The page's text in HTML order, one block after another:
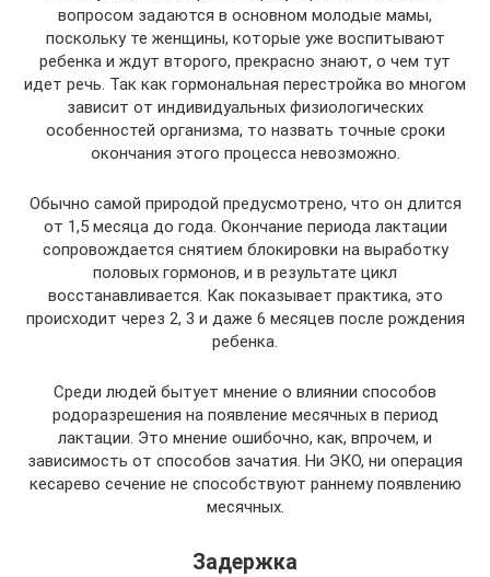
вопросом задаются в основном молодые мамы,
поскольку те женщины, которые уже воспитывают
ребенка и ждут второго, прекрасно знают, о чем тут
идет речь. Так как гормональная перестройка во многом
зависит от индивидуальных физиологических
особенностей организма, то назвать точные сроки
окончания этого процесса невозможно.
Обычно самой природой предусмотрено, что он длится
от 1,5 месяца до года. Окончание периода лактации
сопровождается снятием блокировки на выработку
половых гормонов, и в результате цикл
восстанавливается. Как показывает практика, это
происходит через 2, 3 и даже 6 месяцев после рождения
ребенка.
Среди людей бытует мнение о влиянии способов
родоразрешения на появление месячных в период
лактации. Это мнение ошибочно, как, впрочем, и
зависимость от способов зачатия. Ни ЭКО, ни операция
кесарево сечение не способствуют раннему появлению
месячных.
Задержка